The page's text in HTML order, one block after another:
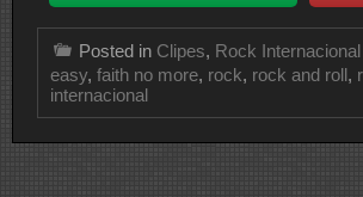
Posted in Clipes, Rock Internacional
easy, faith no more, rock, rock and roll,
internacional